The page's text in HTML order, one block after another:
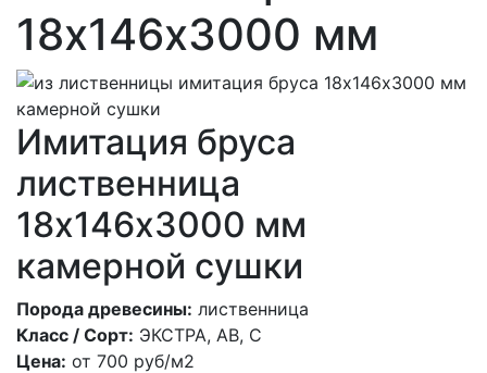
18х146х3000 мм
Имитация бруса
лиственница
18х146х3000 мм
камерной сушки
Порода древесины: лиственница
Класс / Сорт: ЭКСТРА, АВ, С
Цена: от 700 руб/м2